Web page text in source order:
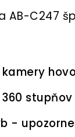
AB-C247
stupňov
-